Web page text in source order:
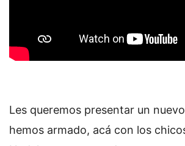
Les queremos presentar un
hemos armado, acá con los